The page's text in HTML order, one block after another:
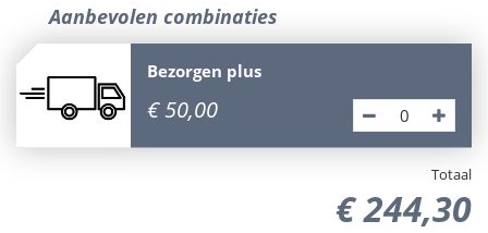
Aanbevolen combinaties
Bezorgen plus
€ 50,00
Totaal
€244,30